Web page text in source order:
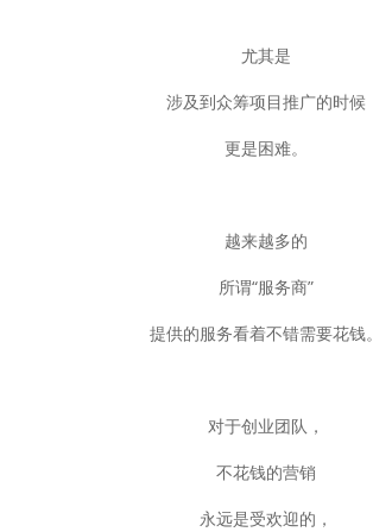
尤其是
涉及到众筹项目推广的时候
更是困难。
越来越多的
所谓“服务商”
提供的服务看着不错需要花钱。
对于创业团队，
不花钱的营销
永远是受欢迎的，